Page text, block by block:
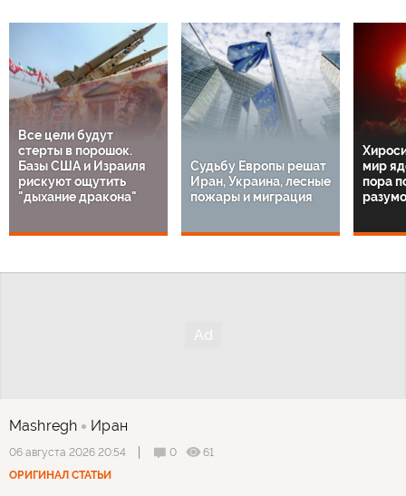
Все цели будут
стерты в порошок.
Базы США и Израиля
рискуют ощутить
"дыхание дракона"
Судьбу Европы решат
Иран, Украина, лесные
пожары и миграция
мир
пора
Mashregh Иран
06 августа 2026 20:54 0
61
ОРИГИНАЛ СТАТЬИ